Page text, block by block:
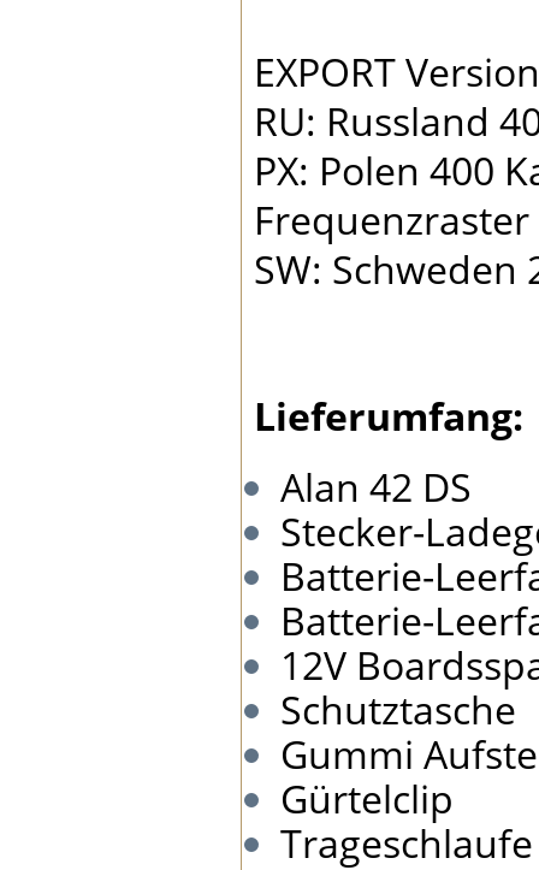
EXPORT
RU: Russland
PX: Polen 400
Frequenzraster
SW: Schweden
Lieferumfang:
Alan 42 DS
Stecker-
Batterie-
Batterie-
12V
Schutztasche
Gummi
Gürtelclip
Trageschlaufe